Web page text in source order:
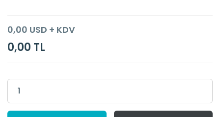
0,00 USD + KDV
0,00 TL